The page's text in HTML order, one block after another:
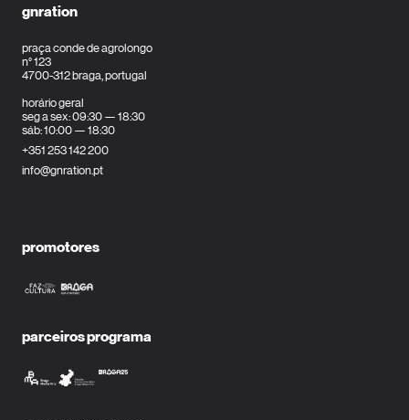
gnration
praça conde de agrolongo
n° 123
4700-312 braga, portugal
horário geral
seg a sex: 09:30 — 18:30
sáb: 10:00 — 18:30
+351 253 142 200
info@gnration.pt
promotores
parceiros programa